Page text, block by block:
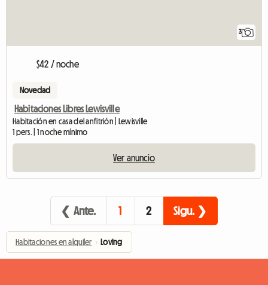
3
$42 / noche
Novedad
Habitaciones Libres Lewisville
Habitación en casa del anfitrión | Lewisville
1 pers. | 1 noche mínimo
Ver anuncio
❮ Ante. 1 2 Sigu. ❯
Habitaciones en alquiler › Loving